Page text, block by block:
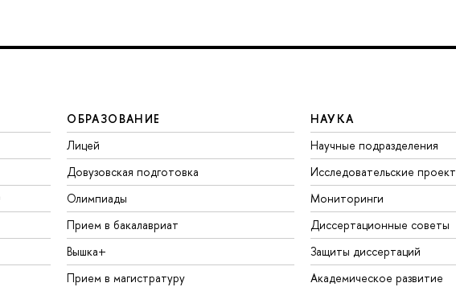
ОБРАЗОВАНИЕ
Лицей
Довузовская подготовка
Олимпиады
Прием в бакалавриат
Вышка+
Прием в магистратуру
НАУКА
Научные подразделения
Исследовательские
Мониторинги
Диссертационные советы
Защиты диссертаций
Академическое развитие